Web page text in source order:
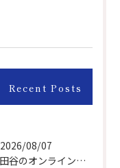
Recent Posts
2026/08/07
世田谷のオンライン肉屋のお肉は美味しいですよ！